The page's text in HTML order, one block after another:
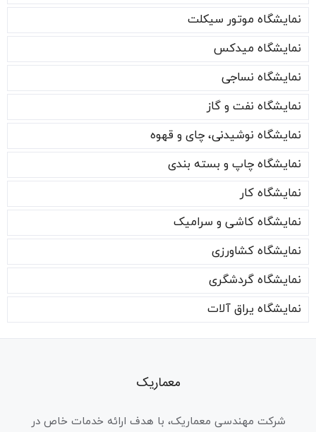
نمایشگاه موتور سیکلت
نمایشگاه میدکس
نمایشگاه نساجی
نمایشگاه نفت و گاز
نمایشگاه نوشیدنی، چای و قهوه
نمایشگاه چاپ و بسته بندی
نمایشگاه کار
نمایشگاه کاشی و سرامیک
نمایشگاه کشاورزی
نمایشگاه گردشگری
نمایشگاه یراق آلات
معماریک
شرکت مهندسی معماریک، با هدف ارائه خدمات خاص در